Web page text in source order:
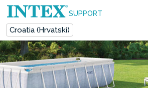
SUPPORT
Croatia (Hrvatski)